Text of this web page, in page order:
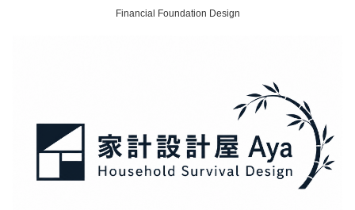
Financial Foundation Design